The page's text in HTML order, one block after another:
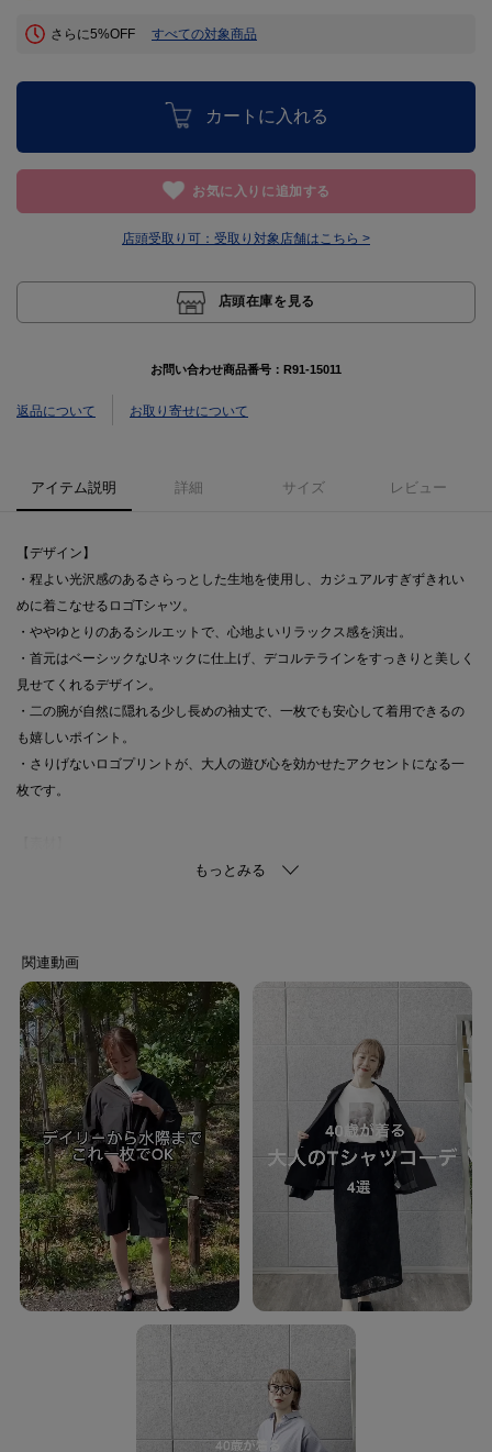
さらに5%OFF すべての対象商品
カートに入れる
お気に入りに追加する
店頭受取り可： 受取り対象店舗はこちら >
店頭在庫を見る
お問い合わせ商品番号： R91-15011
返品について お取り寄せについて
アイテム説明 詳細 サイズ レビュー
【デザイン】
・程よい光沢感のあるさらっとした生地を使用し、カジュアルすぎずきれい
めに着こなせるロゴTシャツ。
・ややゆとりのあるシルエットで、心地よいリラックス感を演出。
・首元はベーシックなUネックに仕上げ、デコルテラインをすっきりと美しく
見せてくれるデザイン。
・二の腕が自然に隠れる少し長めの袖丈で、一枚でも安心して着用できるの
も嬉しいポイント。
・さりげないロゴプリントが、大人の遊び心を効かせたアクセントになる一
枚です。
・リサイクルポリエステルを使用した、環境に配慮した素材。
【着こなしポイント】
・イージーボトムやフレアスカートと合わせて、抜け感のある大人のリラッ
クススタイルに。
・ジャケットと合わせればロゴが程よいワンポイントとなり、きれいめな大
人カジュアルコーデが完成します。
モデル身長：165cm
ーーーーーーーーーーーーーーーーーー
気になるアイテムはお気に入り登録がおすすめ！
アイテムページにある、ハートマークをクリックして追加できます。